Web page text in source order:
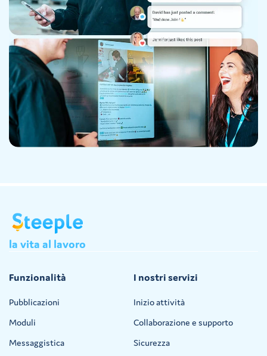
la vita al lavoro
Funzionalità
Pubblicazioni
Moduli
Messaggistica
I nostri servizi
Inizio attività
Collaborazione e supporto
Sicurezza